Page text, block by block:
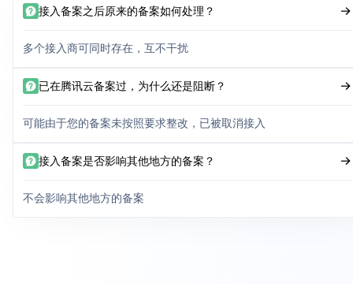
接入备案之后原来的备案如何处理？
多个接入商可同时存在，互不干扰
已在腾讯云备案过，为什么还是阻断？
可能由于您的备案未按照要求整改，已被取消接入
接入备案是否影响其他地方的备案？
不会影响其他地方的备案